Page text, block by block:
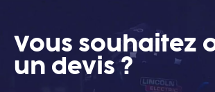
Vous souhaitez
un devis ?